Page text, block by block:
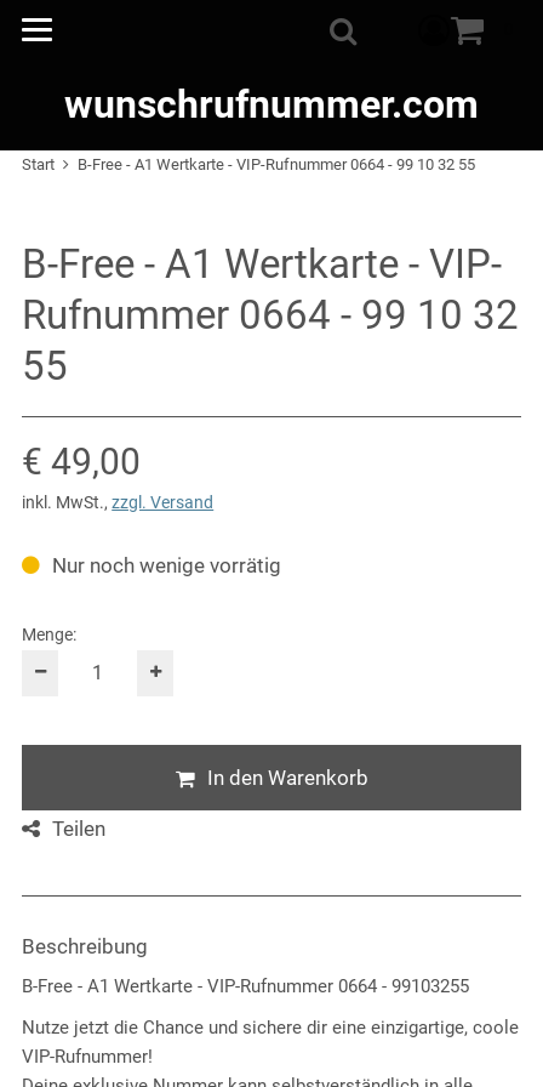
wunschrufnummer.com
Start B-Free - A1 Wertkarte - VIP-Rufnummer 0664 - 99 10 32 55
B-Free - A1 Wertkarte - VIP-
Rufnummer 0664 - 99 10 32
55
Verkaufspreis: € 49,00
€ 49,00
inkl. MwSt.,zzgl. Versand
Nur noch wenige vorrätig
Menge:
In den Warenkorb
Teilen
Beschreibung
B-Free - A1 Wertkarte - VIP-Rufnummer 0664 - 99103255
Nutze jetzt die Chance und sichere dir eine einzigartige, coole
VIP-Rufnummer!